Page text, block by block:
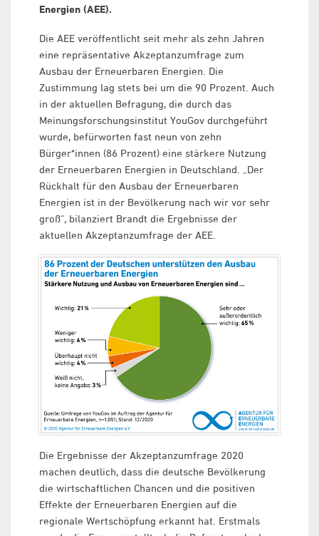
Energien (AEE).
Die AEE veröffentlicht seit mehr als zehn Jahren
eine repräsentative Akzeptanzumfrage zum
Ausbau der Erneuerbaren Energien. Die
Zustimmung lag stets bei um die 90 Prozent. Auch
in der aktuellen Befragung, die durch das
Meinungsforschungsinstitut YouGov durchgeführt
wurde, befürworten fast neun von zehn
Bürger*innen (86 Prozent) eine stärkere Nutzung
der Erneuerbaren Energien in Deutschland. „Der
Rückhalt für den Ausbau der Erneuerbaren
Energien ist in der Bevölkerung nach wir vor sehr
groß“, bilanziert Brandt die Ergebnisse der
aktuellen Akzeptanzumfrage der AEE.
Die Ergebnisse der Akzeptanzumfrage 2020
machen deutlich, dass die deutsche Bevölkerung
die wirtschaftlichen Chancen und die positiven
Effekte der Erneuerbaren Energien auf die
regionale Wertschöpfung erkannt hat. Erstmals